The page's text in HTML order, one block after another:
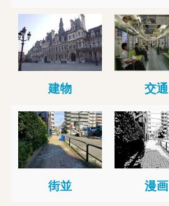
建物 交通
街並 漫画